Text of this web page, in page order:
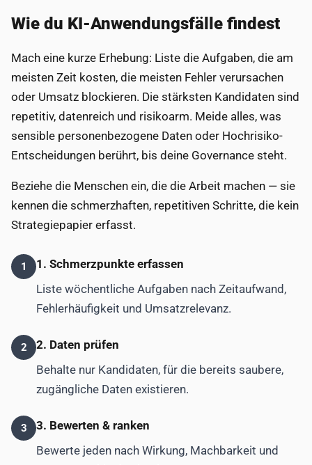
Wie du KI-Anwendungsfälle findest
Mach eine kurze Erhebung: Liste die Aufgaben, die am
meisten Zeit kosten, die meisten Fehler verursachen
oder Umsatz blockieren. Die stärksten Kandidaten sind
repetitiv, datenreich und risikoarm. Meide alles, was
sensible personenbezogene Daten oder Hochrisiko-
Entscheidungen berührt, bis deine Governance steht.
Beziehe die Menschen ein, die die Arbeit machen — sie
kennen die schmerzhaften, repetitiven Schritte, die kein
Strategiepapier erfasst.
1
1. Schmerzpunkte erfassen
Liste wöchentliche Aufgaben nach Zeitaufwand,
Fehlerhäufigkeit und Umsatzrelevanz.
2
2. Daten prüfen
Behalte nur Kandidaten, für die bereits saubere,
zugängliche Daten existieren.
3
3. Bewerten & ranken
Bewerte jeden nach Wirkung, Machbarkeit und